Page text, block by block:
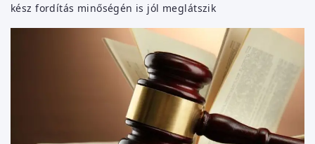
kész fordítás minőségén is jól meglátszik